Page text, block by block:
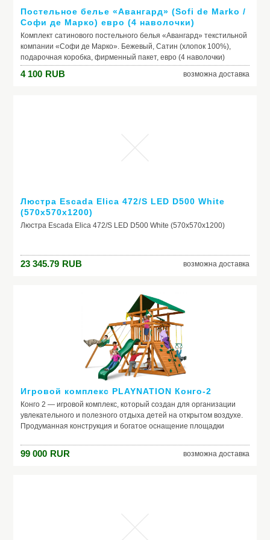
Постельное белье «Авангард» (Sofi de Marko /
Софи де Марко) евро (4 наволочки)
Комплект сатинового постельного белья «Авангард» текстильной
компании «Софи де Марко». Бежевый, Сатин (хлопок 100%),
подарочная коробка, фирменный пакет, евро (4 наволочки)
4 100 RUB возможна доставка
Люстра Escada Elica 472/S LED D500 White
(570х570х1200)
Люстра Escada Elica 472/S LED D500 White (570х570х1200)
23 345.79 RUB возможна доставка
Игровой комплекс PLAYNATION Конго-2
Конго 2 — игровой комплекс, который создан для организации
увлекательного и полезного отдыха детей на открытом воздухе.
Продуманная конструкция и богатое оснащение площадки
характером. Кому-то
99 000 RUR возможна доставка